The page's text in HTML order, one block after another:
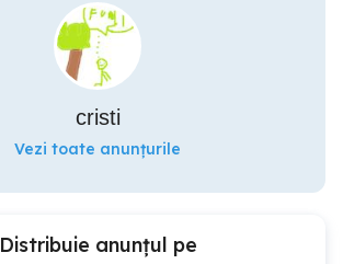
cristi
Vezi toate anunțurile
Distribuie anunțul pe